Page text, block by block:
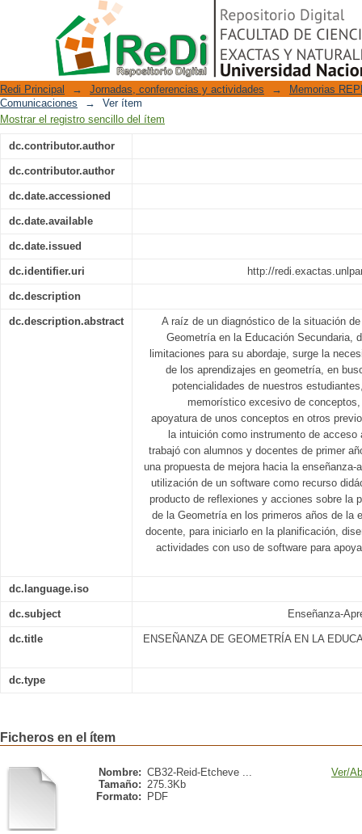
ENSEÑANZA DE GEOMETRÍA
GEOGEBRA
Repositorio Digital
Redi Principal → Jornadas, conferencias y actividades →
Memorias
Comunicaciones
→
Ver ítem
Mostrar el registro sencillo del ítem
dc.contributor.author
dc.contributor.author
dc.date.accessioned
dc.date.available
dc.date.issued
dc.identifier.uri http://
dc.description
dc.description.abstract
A raíz de un diagnóstico de la situación
Geometría en la Educación Secundaria,
limitaciones para su abordaje, surge la
de los aprendizajes en geometría, en
potencialidades de nuestros
memorístico excesivo de
apoyatura de unos conceptos en otros
la intuición como instrumento de
trabajó con alumnos y docentes de primer
una propuesta de mejora hacia la
utilización de un software como recurso
producto de reflexiones y acciones sobre la
de la Geometría en los primeros años de la
docente, para iniciarlo en la planificación,
actividades con uso de software para
dc.language.iso
dc.subject Enseñanza-
dc.title ENSEÑANZA DE GEOMETRÍA EN LA
dc.type
Ficheros en el ítem
Nombre: CB32-Reid-Etcheve ...
Tamaño: 275.3Kb
Formato:
PDF
Ver/